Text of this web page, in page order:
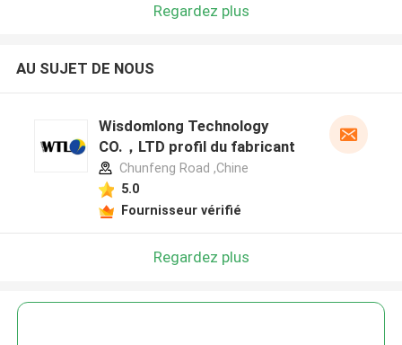
Regardez plus
AU SUJET DE NOUS
Wisdomlong Technology
CO.，LTD profil du fabricant
Chunfeng Road ,Chine
5.0
Fournisseur vérifié
Regardez plus